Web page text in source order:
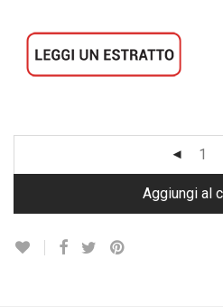
Aggiungi al